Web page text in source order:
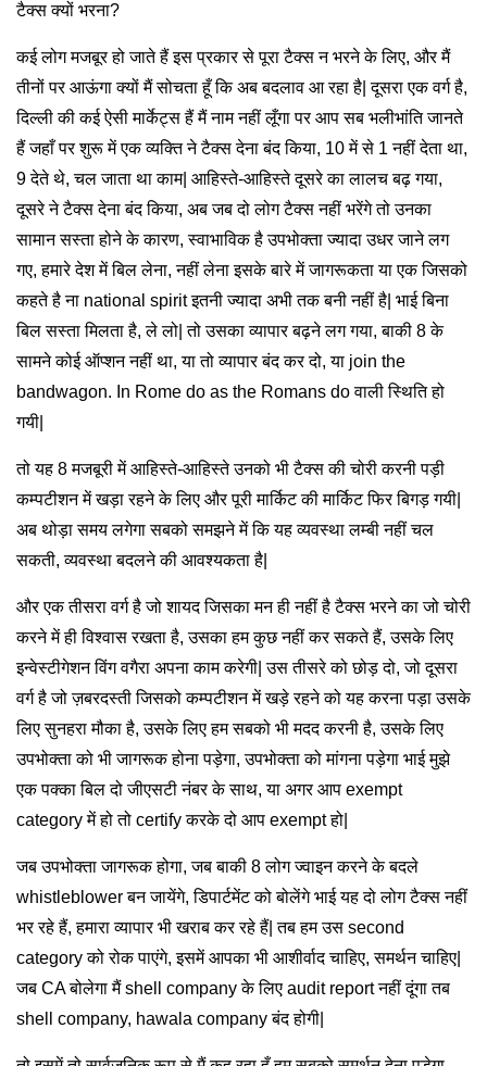
टैक्स क्यों भरना?
कई लोग मजबूर हो जाते हैं इस प्रकार से पूरा टैक्स न भरने के लिए, और मैं
तीनों पर आऊंगा क्यों मैं सोचता हूँ कि अब बदलाव आ रहा है| दूसरा एक वर्ग है,
दिल्ली की कई ऐसी मार्केट्स हैं मैं नाम नहीं लूँगा पर आप सब भलीभांति जानते
हैं जहाँ पर शुरू में एक व्यक्ति ने टैक्स देना बंद किया, 10 में से 1 नहीं देता था,
9 देते थे, चल जाता था काम| आहिस्ते-आहिस्ते दूसरे का लालच बढ़ गया,
दूसरे ने टैक्स देना बंद किया, अब जब दो लोग टैक्स नहीं भरेंगे तो उनका
सामान सस्ता होने के कारण, स्वाभाविक है उपभोक्ता ज्यादा उधर जाने लग
गए, हमारे देश में बिल लेना, नहीं लेना इसके बारे में जागरूकता या एक जिसको
कहते है ना national spirit इतनी ज्यादा अभी तक बनी नहीं है| भाई बिना
बिल सस्ता मिलता है, ले लो| तो उसका व्यापार बढ़ने लग गया, बाकी 8 के
सामने कोई ऑप्शन नहीं था, या तो व्यापार बंद कर दो, या join the
bandwagon. In Rome do as the Romans do वाली स्थिति हो
गयी|
तो यह 8 मजबूरी में आहिस्ते-आहिस्ते उनको भी टैक्स की चोरी करनी पड़ी
कम्पटीशन में खड़ा रहने के लिए और पूरी मार्किट की मार्किट फिर बिगड़ गयी|
अब थोड़ा समय लगेगा सबको समझने में कि यह व्यवस्था लम्बी नहीं चल
सकती, व्यवस्था बदलने की आवश्यकता है|
और एक तीसरा वर्ग है जो शायद जिसका मन ही नहीं है टैक्स भरने का जो चोरी
करने में ही विश्वास रखता है, उसका हम कुछ नहीं कर सकते हैं, उसके लिए
इन्वेस्टीगेशन विंग वगैरा अपना काम करेगी| उस तीसरे को छोड़ दो, जो दूसरा
वर्ग है जो ज़बरदस्ती जिसको कम्पटीशन में खड़े रहने को यह करना पड़ा उसके
लिए सुनहरा मौका है, उसके लिए हम सबको भी मदद करनी है, उसके लिए
उपभोक्ता को भी जागरूक होना पड़ेगा, उपभोक्ता को मांगना पड़ेगा भाई मुझे
एक पक्का बिल दो जीएसटी नंबर के साथ, या अगर आप exempt
category में हो तो certify करके दो आप exempt हो|
जब उपभोक्ता जागरूक होगा, जब बाकी 8 लोग ज्वाइन करने के बदले
whistleblower बन जायेंगे, डिपार्टमेंट को बोलेंगे भाई यह दो लोग टैक्स नहीं
भर रहे हैं, हमारा व्यापार भी खराब कर रहे हैं| तब हम उस second
category को रोक पाएंगे, इसमें आपका भी आशीर्वाद चाहिए, समर्थन चाहिए|
जब CA बोलेगा मैं shell company के लिए audit report नहीं दूंगा तब
shell company, hawala company बंद होगी|